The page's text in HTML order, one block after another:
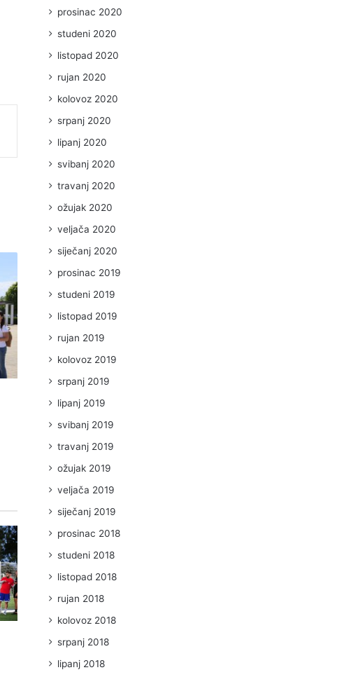
prosinac 2020
studeni 2020
listopad 2020
rujan 2020
kolovoz 2020
srpanj 2020
lipanj 2020
svibanj 2020
travanj 2020
ožujak 2020
veljača 2020
siječanj 2020
prosinac 2019
studeni 2019
listopad 2019
rujan 2019
kolovoz 2019
srpanj 2019
lipanj 2019
svibanj 2019
travanj 2019
ožujak 2019
veljača 2019
siječanj 2019
prosinac 2018
studeni 2018
listopad 2018
rujan 2018
kolovoz 2018
srpanj 2018
lipanj 2018